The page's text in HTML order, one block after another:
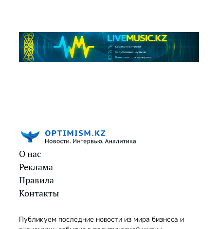
О нас
Реклама
Правила
Контакты
Публикуем последние новости из мира бизнеса и